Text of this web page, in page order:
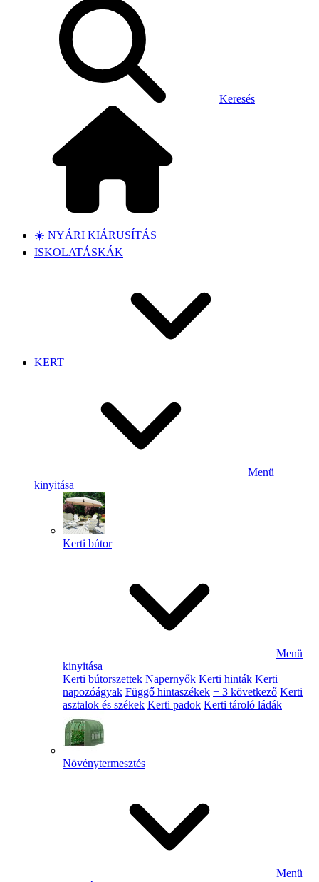
Keresés
☀️ NYÁRI KIÁRUSÍTÁS
ISKOLATÁSKÁK
KERT
Menü
kinyitása
Kerti bútor
Menü
kinyitása
Kerti bútorszettek Napernyők Kerti hinták Kerti
napozóágyak Függő hintaszékek + 3 következő Kerti
asztalok és székek Kerti padok Kerti tároló ládák
Növénytermesztés
Menü